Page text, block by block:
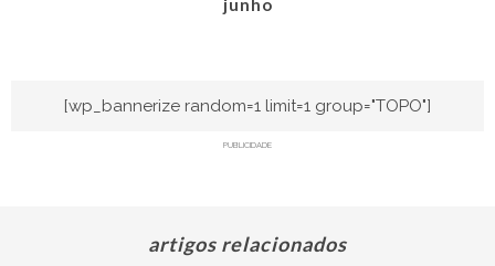
junho
[wp_bannerize random=1 limit=1 group="TOPO"]
PUBLICIDADE
artigos relacionados